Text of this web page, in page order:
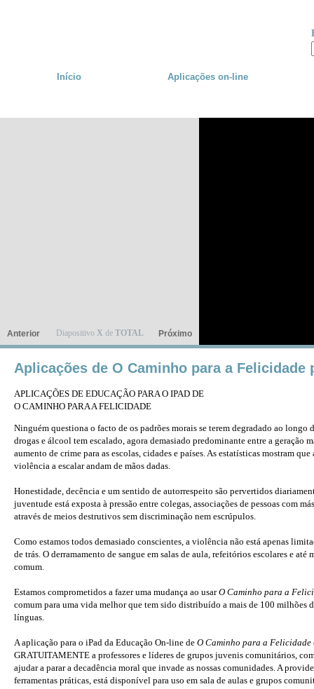
Início Aplicações on-line
Diapositivo X de TOTAL
Anterior Próximo
Aplicações de O Caminho para a Felicidade
APLICAÇÕES DE EDUCAÇÃO PARA O IPAD DE
O CAMINHO PARA A FELICIDADE
Ninguém questiona o facto de os padrões morais se terem degradado ao longo
drogas e álcool tem escalado, agora demasiado predominante entre a geração
aumento de crime para as escolas, cidades e países. As estatísticas mostram
violência a escalar andam de mãos dadas.
Honestidade, decência e um sentido de autorrespeito são pervertidos
juventude está exposta à pressão entre colegas, associações de pessoas com
através de meios destrutivos sem discriminação nem escrúpulos.
Como estamos todos demasiado conscientes, a violência não está apenas
de trás. O derramamento de sangue em salas de aula, refeitórios escolares e até
comum.
Estamos comprometidos a fazer uma mudança ao usarO Caminho para a
comum para uma vida melhor que tem sido distribuído a mais de 100 milhões
línguas.
A aplicação para o iPad da Educação On-line de O Caminho para a Felicidade
GRATUITAMENTE a professores e líderes de grupos juvenis comunitários,
ajudar a parar a decadência moral que invade as nossas comunidades. A
ferramentas práticas, está disponível para uso em sala de aulas e grupos